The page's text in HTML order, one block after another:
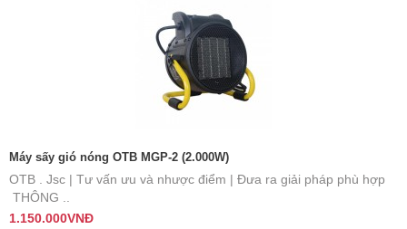
Máy sấy gió nóng OTB MGP-2 (2.000W)
OTB . Jsc | Tư vấn ưu và nhược điểm | Đưa ra giải pháp phù hợp
​THÔNG ..
1.150.000VNĐ